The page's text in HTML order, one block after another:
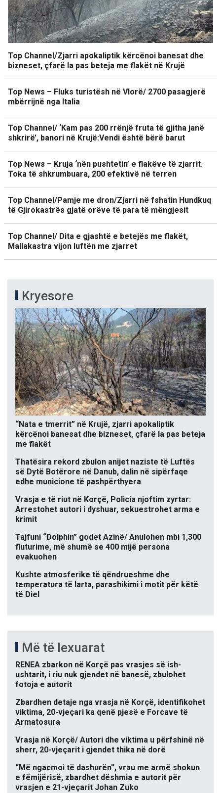
Top Channel/Zjarri apokaliptik kërcënoi banesat dhe
bizneset, çfarë la pas beteja me flakët në Krujë
Top News – Fluks turistësh në Vlorë/ 2700 pasagjerë
mbërrijnë nga Italia
Top Channel/ ‘Kam pas 200 rrënjë fruta të gjitha janë
shkrirë’, banori në Krujë:Vendi është bërë barut
Top News – Kruja ‘nën pushtetin’ e flakëve të zjarrit.
Toka të shkrumbuara, 200 efektivë në terren
Top Channel/Pamje me dron/Zjarri në fshatin Hundkuq
të Gjirokastrës gjatë orëve të para të mëngjesit
Top Channel/ Dita e gjashtë e betejës me flakët,
Mallakastra vijon luftën me zjarret
Kryesore
“Nata e tmerrit” në Krujë, zjarri apokaliptik
kërcënoi banesat dhe bizneset, çfarë la pas beteja
me flakët
Thatësira rekord zbulon anijet naziste të Luftës
së Dytë Botërore në Danub, dalin në sipërfaqe
edhe municione të pashpërthyera
Vrasja e të riut në Korçë, Policia njoftim zyrtar:
Arrestohet autori i dyshuar, sekuestrohet arma e
krimit
Tajfuni “Dolphin” godet Azinë/ Anulohen mbi 1,300
fluturime, më shumë se 400 mijë persona
evakuohen
Kushte atmosferike të qëndrueshme dhe
temperatura të larta, parashikimi i motit për këtë
të Diel
Më të lexuarat
RENEA zbarkon në Korçë pas vrasjes së ish-
ushtarit, i riu nuk gjendet në banesë, zbulohet
fotoja e autorit
Zbardhen detaje nga vrasja në Korçë, identifikohet
viktima, 20-vjeçari ka qenë pjesë e Forcave të
Armatosura
Vrasja në Korçë/ Autori dhe viktima u përfshinë në
sherr, 20-vjeçarit i gjendet thika në dorë
“Më ngacmoi të dashurën”, vrau me armë shokun
e fëmijërisë, zbardhet dëshmia e autorit për
vrasjen e 21-vjeçarit Johan Zuko